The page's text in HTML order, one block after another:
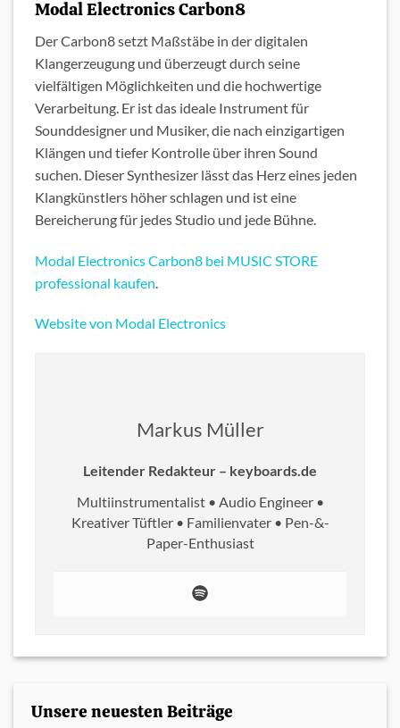
Modal Electronics Carbon8
Der Carbon8 setzt Maßstäbe in der digitalen
Klangerzeugung und überzeugt durch seine
vielfältigen Möglichkeiten und die hochwertige
Verarbeitung. Er ist das ideale Instrument für
Sounddesigner und Musiker, die nach einzigartigen
Klängen und tiefer Kontrolle über ihren Sound
suchen. Dieser Synthesizer lässt das Herz eines jeden
Klangkünstlers höher schlagen und ist eine
Bereicherung für jedes Studio und jede Bühne.
Modal Electronics Carbon8 bei MUSIC STORE
professional kaufen
Website von Modal Electronics
Markus Müller
Leitender Redakteur – keyboards.de
Multiinstrumentalist • Audio Engineer •
Kreativer Tüftler • Familienvater • Pen-&-
Paper-Enthusiast
Unsere neuesten Beiträge